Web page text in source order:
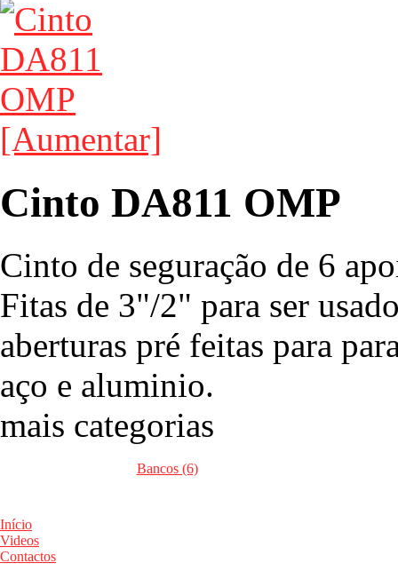
[Aumentar]
Cinto DA811 OMP
Cinto de seguração de 6
Fitas de 3"/2" para ser
aberturas pré feitas para
aço e aluminio.
mais categorias
Bancos (6)
Início
Videos
Contactos